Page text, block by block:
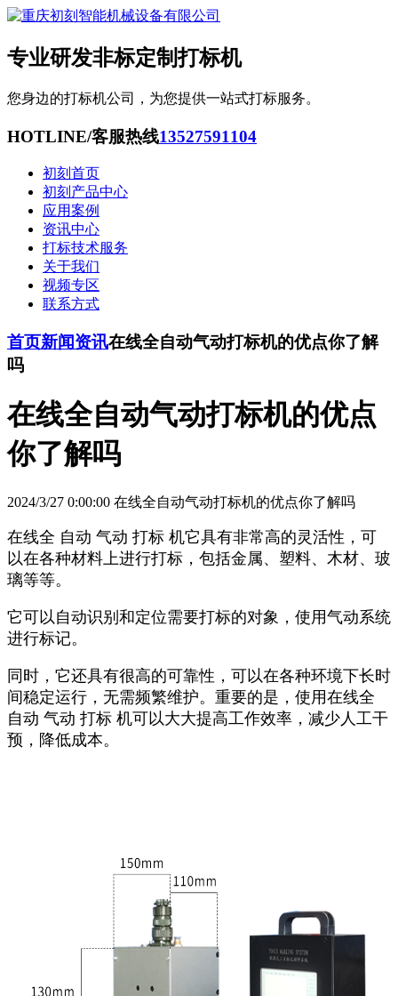
专业研发非标定制打标机
您身边的打标机公司，为您提供一站式打标服务。
HOTLINE/客服热线13527591104
初刻首页
初刻产品中心
应用案例
资讯中心
打标技术服务
关于我们
视频专区
联系方式
首页新闻资讯在线全自动气动打标机的优点你了解
吗
在线全自动气动打标机的优点
你了解吗
2024/3/27 0:00:00 在线全自动气动打标机的优点你了解吗
在线全 自动 气动 打标 机它具有非常高的灵活性，可
以在各种材料上进行打标，包括金属、塑料、木材、玻
璃等等。
它可以自动识别和定位需要打标的对象，使用气动系统
进行标记。
同时，它还具有很高的可靠性，可以在各种环境下长时
间稳定运行，无需频繁维护。重要的是，使用在线全
自动 气动 打标 机可以大大提高工作效率，减少人工干
预，降低成本。